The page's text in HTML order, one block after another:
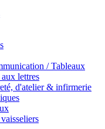
/ Tableaux
lettres
d'atelier & infirmerie